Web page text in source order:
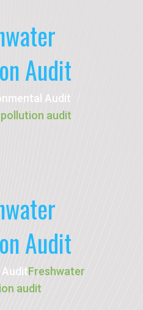
Audit
Audit
audit
Audit
Freshwater
audit